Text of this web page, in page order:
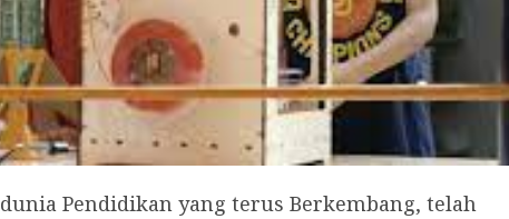
Pendidikan yang terus Berkembang, telah